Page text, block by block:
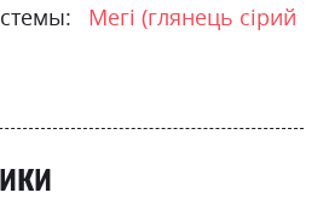
Мегі (глянець сірий